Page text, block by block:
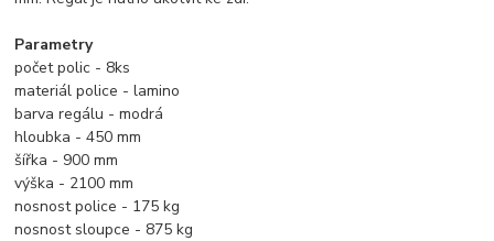
Parametry
počet polic - 8ks
materiál police - lamino
barva regálu - modrá
hloubka - 450 mm
šířka - 900 mm
výška - 2100 mm
nosnost police - 175 kg
nosnost sloupce - 875 kg